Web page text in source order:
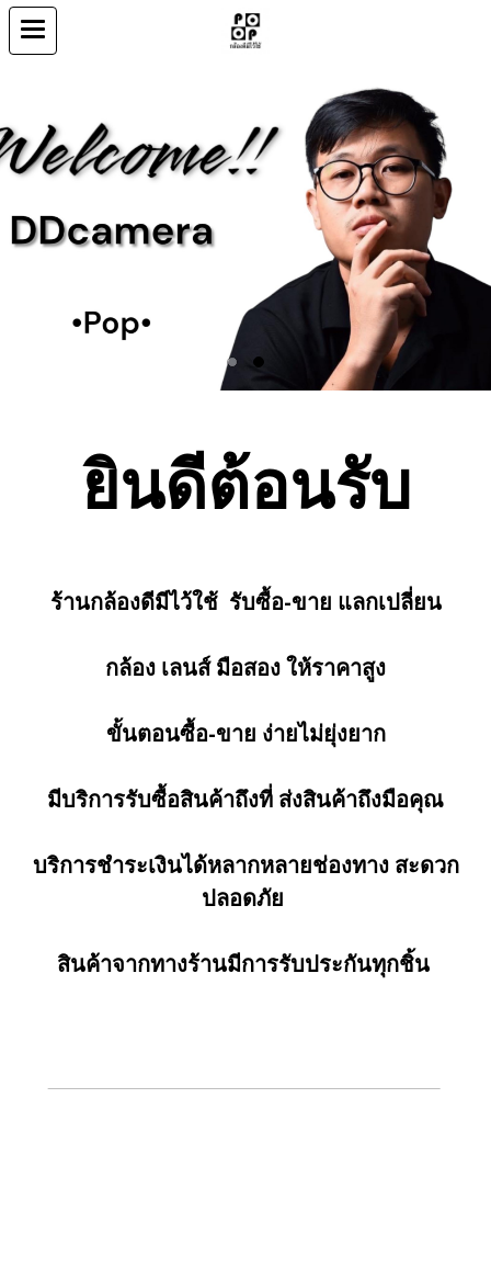
ยินดีต้อนรับ
ร้านกล้องดีมีไว้ใช้ รับซื้อ-ขาย แลกเปลี่ยน
กล้อง เลนส์ มือสอง ให้ราคาสูง
ขั้นตอนซื้อ-ขาย ง่ายไม่ยุ่งยาก
มีบริการรับซื้อสินค้าถึงที่ ส่งสินค้าถึงมือคุณ
บริการชำระเงินได้หลากหลายช่องทาง สะดวก
ปลอดภัย
สินค้าจากทางร้านมีการรับประกันทุกชิ้น